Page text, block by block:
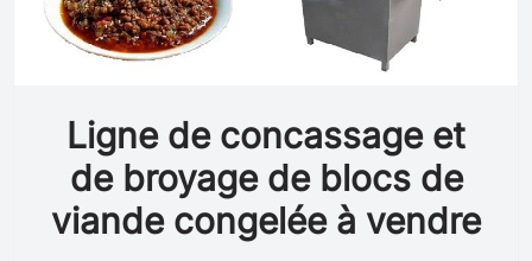
Ligne de concassage et
de broyage de blocs de
viande congelée à vendre